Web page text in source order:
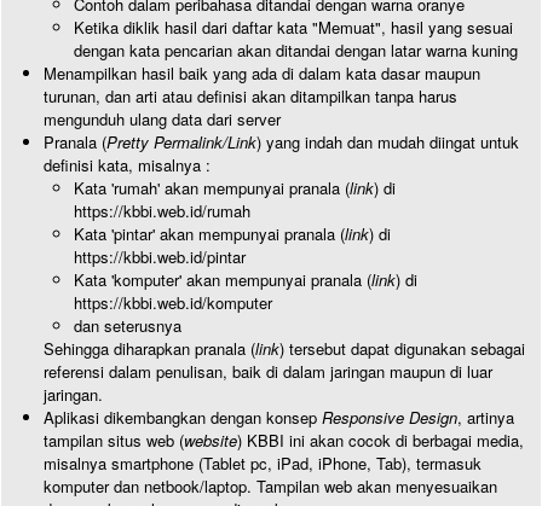
Ketika diklik hasil dari daftar kata "Memuat", hasil yang sesuai
dengan kata pencarian akan ditandai dengan latar warna kuning
Menampilkan hasil baik yang ada di dalam kata dasar maupun
turunan, dan arti atau definisi akan ditampilkan tanpa harus
mengunduh ulang data dari server
Pranala (Pretty Permalink/Link) yang indah dan mudah diingat untuk
definisi kata, misalnya :
Kata 'rumah' akan mempunyai pranala (link) di
https://kbbi.web.id/rumah
Kata 'pintar' akan mempunyai pranala (link) di
https://kbbi.web.id/pintar
Kata 'komputer' akan mempunyai pranala (link) di
https://kbbi.web.id/komputer
dan seterusnya
Sehingga diharapkan pranala (link) tersebut dapat digunakan sebagai
referensi dalam penulisan, baik di dalam jaringan maupun di luar
jaringan.
Aplikasi dikembangkan dengan konsep Responsive Design, artinya
tampilan situs web (website) KBBI ini akan cocok di berbagai media,
misalnya smartphone (Tablet pc, iPad, iPhone, Tab), termasuk
komputer dan netbook/laptop. Tampilan web akan menyesuaikan